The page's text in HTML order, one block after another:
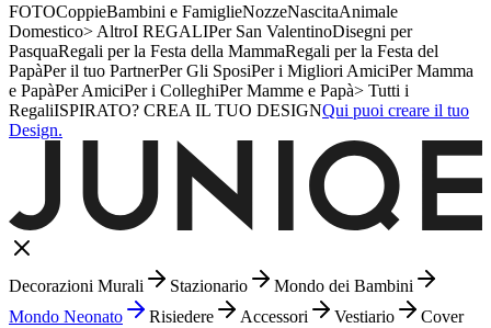
FOTOCoppieBambini e FamiglieNozzeNascitaAnimale
Domestico> AltroI REGALIPer San ValentinoDisegni per
PasquaRegali per la Festa della MammaRegali per la Festa del
PapàPer il tuo PartnerPer Gli SposiPer i Migliori AmiciPer Mamma
e PapàPer AmiciPer i ColleghiPer Mamme e Papà> Tutti i
RegaliISPIRATO? CREA IL TUO DESIGNQui puoi creare il tuo
Design.
Decorazioni Murali Stazionario
Mondo dei Bambini
Mondo Neonato
Risiedere Accessori Vestiario
Cover